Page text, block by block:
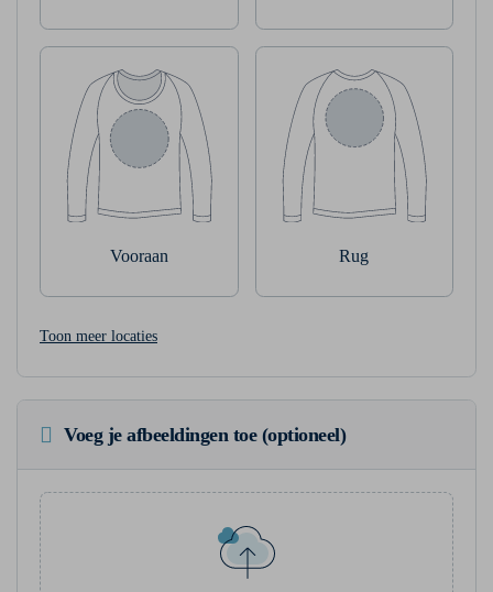
Vooraan Rug
Toon meer locaties
Voeg je afbeeldingen toe (optioneel)